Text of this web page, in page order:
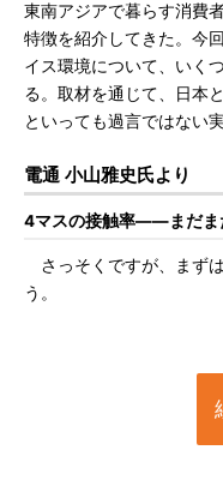
東南アジアで暮らす消費
特徴を紹介してきた。今
イス環境について、いく
る。取材を通じて、日本
といっても過言ではない
電通 小山雅史氏より
4マスの接触率――まだま
さっそくですが、まず
う。